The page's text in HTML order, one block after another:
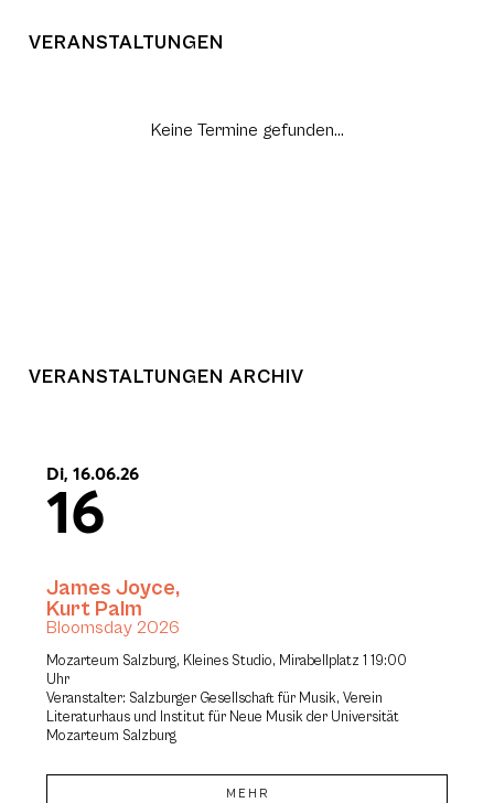
VERANSTALTUNGEN
Keine Termine gefunden...
VERANSTALTUNGEN ARCHIV
Di, 16.06.26
16
Mozarteum Salzburg, Kleines Studio, Mirabellplatz 1 19:00
Uhr
Veranstalter: Salzburger Gesellschaft für Musik, Verein
Literaturhaus und Institut für Neue Musik der Universität
Mozarteum Salzburg
James Joyce,
Kurt Palm
Bloomsday 2026
MEHR